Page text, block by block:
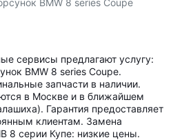
BMW 8 series Coupe
сервисы предлагают услугу:
BMW 8 series Coupe.
запчасти в наличии.
в Москве и в ближайшем
Гарантия предоставляет
клиентам. Замена
8 серии Купе: низкие цены.